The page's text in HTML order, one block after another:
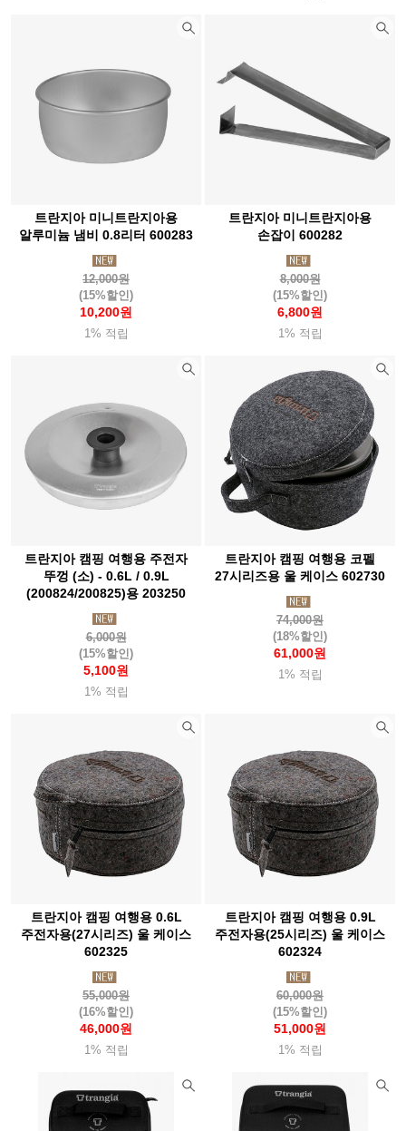
브로너(Broner)
블랙다이아몬드(Blackdia) 블랜더보틀(BlenderBottle)
블루아이디(Blueidee) 블랙폭스(Blackfox) 비욘드노르딕
빅토스 비폴(Vipole) 빅아그네스(Bigagnes)
살로몬 360디그리(360degrees)
솔트렉(Soletrek) 스냅(Snap) 스노우라인(Snowline)
스마트울(Smartwool) 스웨호그(Sweathawg)
스위자(Swiza) 스토코
스텀프스튜디오(Stump) 스탠리(Stanley)
실리(Sili)
세이즈(Seise) 써모스(Thermos)
써머레스트(Thermarest) 써밋포커스(SummitFocus)
썬컴퍼니 씨알케이티(Crkt) 씨투써밋(Seatosummit)
씨플로 슈퍼 아메리스텝 아로요
아베나키(Abenaki) 아우라(Aura)
아웃도어채널(Odc) 아이토브 아이트워치(Aightwatch)
아카시아(Acacia) 아트렉(Autrek)
알데바란(Aldebaran) 알타이기어(Altai)
야테(Yate) 어썸홀리데이 얼라이트(Alite) 앱스(Apes)
에너자이저(Energizer)
에코소울라이프(Ecosoul)
엑소택(Exotac) 엑스페드(Exped) 엠에스알(Msr)
엠엔더블유 (MNW) 오디고캠프 오들로 오리지널 스와트
오르트립(Ortlieb) 오보즈 오버보드(Overboard)
오스프리(Osprey) 아웃도어리서치(Or) 오클리(Oakley)
와버넷(Warbonnet) 울파워(Woolpower) 울리치(Woolrich)
위드기어 윈드익스트림(WX) 유니프레임(Uniflame)
유나이티드커틀러리(Uc) 유나이티드바이블루(Ubb)
유와이레드 이로(Ero) 24bottles
이엔오(Eno) 이정시스템(Lsystem)
이지플레이보드(Easybord) e프랑티스(Efrantis)
익스트리미티즈(Extremities) 인도솔(Indosole)
트란지아 미니트란지아용
알루미늄 냄비 0.8리터 600283
12,000원
(15%할인)
10,200원
1% 적립
트란지아 미니트란지아용
손잡이 600282
8,000원
(15%할인)
6,800원
1% 적립
트란지아 캠핑 여행용 주전자
뚜껑 (소) - 0.6L / 0.9L
(200824/200825)용 203250
6,000원
(15%할인)
5,100원
1% 적립
트란지아 캠핑 여행용 코펠
27시리즈용 울 케이스 602730
74,000원
(18%할인)
61,000원
1% 적립
트란지아 캠핑 여행용 0.6L
주전자용(27시리즈) 울 케이스
602325
55,000원
(16%할인)
46,000원
1% 적립
트란지아 캠핑 여행용 0.9L
주전자용(25시리즈) 울 케이스
602324
60,000원
(15%할인)
51,000원
1% 적립